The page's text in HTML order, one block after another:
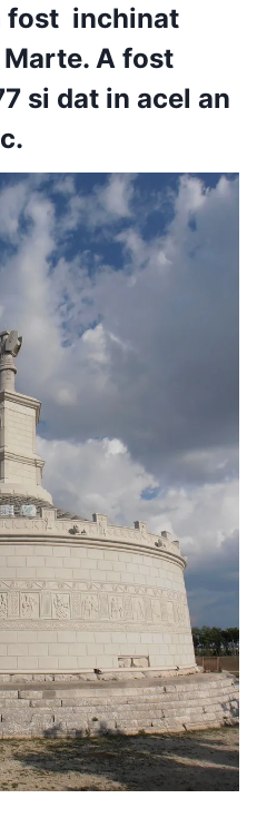
fost inchinat
A fost
si dat in acel an